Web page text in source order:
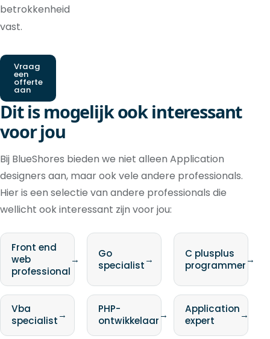
betrokkenheid
vast.
Vraag
een
offerte
aan
Dit is mogelijk ook interessant
voor jou
Bij BlueShores bieden we niet alleen Application
designers aan, maar ook vele andere professionals.
Hier is een selectie van andere professionals die
wellicht ook interessant zijn voor jou:
Front end
web
professional
→
Go
specialist→
C plusplus
programmer→
Vba
specialist→
PHP-
ontwikkelaar→
Application
expert
→